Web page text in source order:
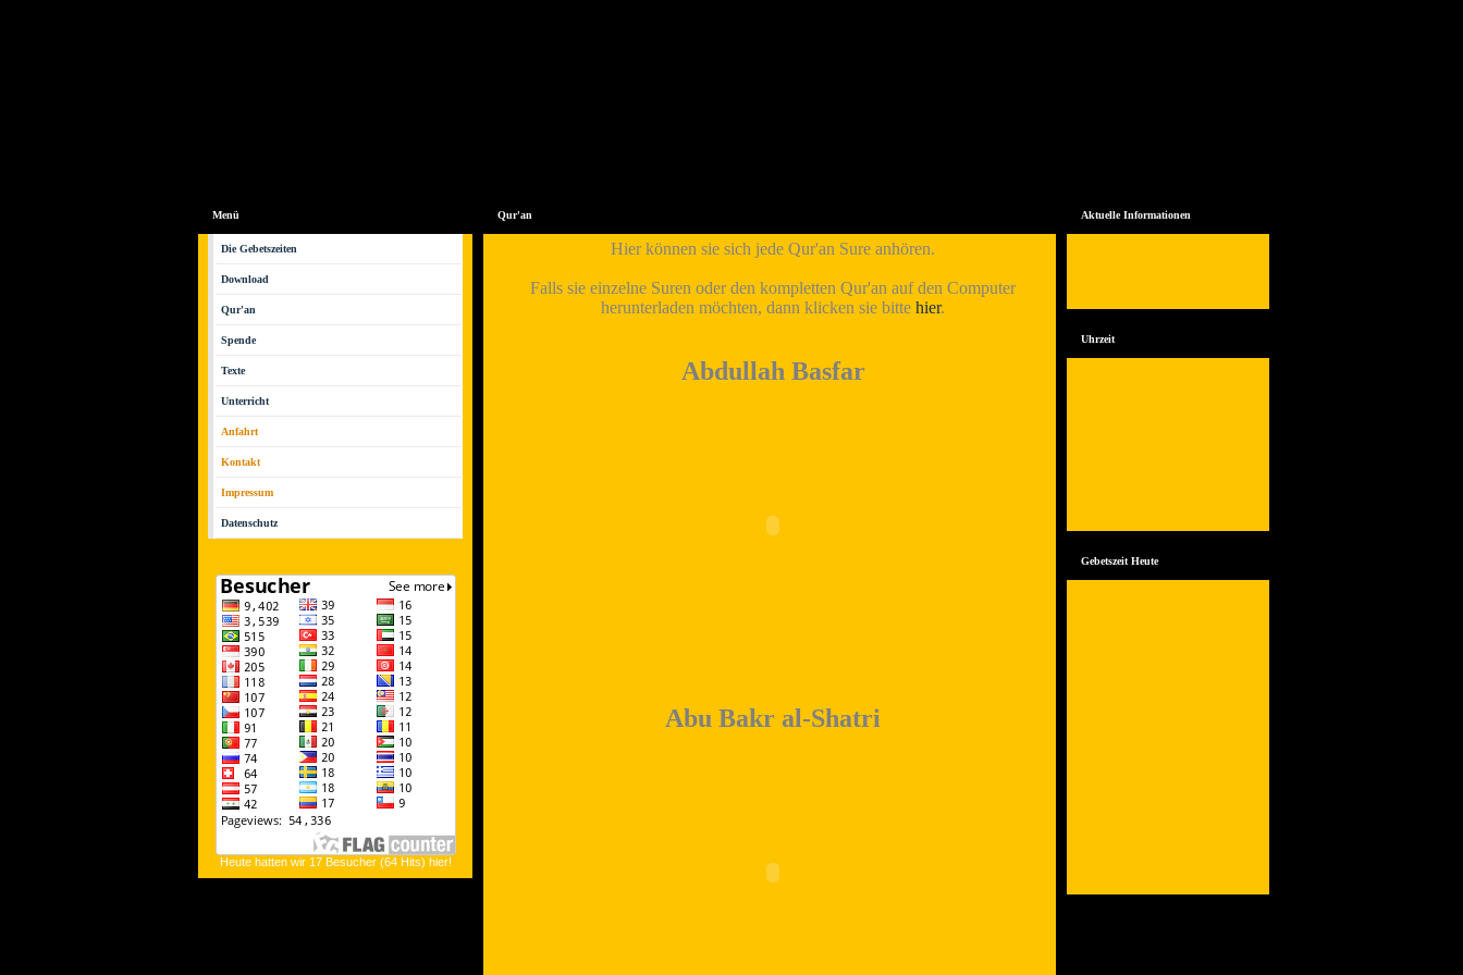
Menü
Die Gebetszeiten
Download
Qur'an
Spende
Texte
Unterricht
Anfahrt
Kontakt
Impressum
Datenschutz
Heute hatten wir 17 Besucher (64 Hits) hier!
Qur'an
Hier können sie sich jede Qur'an Sure anhören.
Falls sie einzelne Suren oder den kompletten Qur'an auf den Computer
herunterladen möchten, dann klicken sie bitte hier.
Abdullah Basfar
Abu Bakr al-Shatri
Aktuelle Informationen
Uhrzeit
Gebetszeit Heute